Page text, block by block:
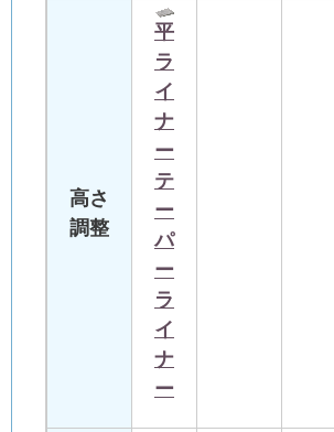
高さ
調整
平
ラ
イ
ナ
ー
テ
ー
パ
ー
ラ
イ
ナ
ー